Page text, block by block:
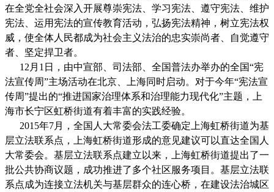
在全党全社会深入开展尊崇宪法、学习宪法、遵守宪法、维护
宪法、运用宪法的宣传教育活动，弘扬宪法精神，树立宪法权
威，使全体人民都成为社会主义法治的忠实崇尚者、自觉遵守
者、坚定捍卫者。
12月1日，由中宣部、司法部、全国普法办举办的全国“宪
法宣传周”主场活动在北京、上海同时启动。对于今年“宪法宣
传周”提出的“推进国家治理体系和治理能力现代化”主题，上
海市长宁区虹桥街道有着丰富的实践经验。
2015年7月，全国人大常委会法工委确定上海虹桥街道为基
层立法联系点，上海虹桥街道形成的意见建议可以直达全国人
大常委会。基层立法联系点建立以来，上海虹桥街道提出了一
批公共协商议题，成功推进了多个社区服务项目。基层立法联
系点成为连接立法机关与基层群众的连心桥，在建设法治城区